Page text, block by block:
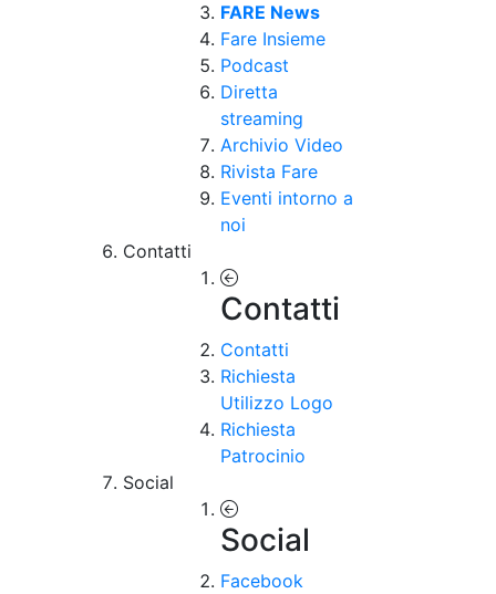
FARE News
Fare Insieme
Podcast
Diretta
streaming
Archivio Video
Rivista Fare
Eventi intorno a
noi
Contatti
Contatti
Contatti
Richiesta
Utilizzo Logo
Richiesta
Patrocinio
Social
Social
Facebook